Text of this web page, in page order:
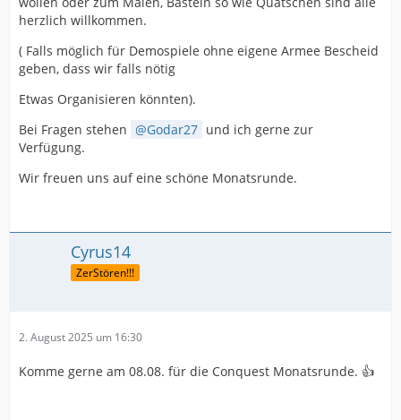
herzlich willkommen.
( Falls möglich für Demospiele ohne eigene Armee Bescheid
geben, dass wir falls nötig
Etwas Organisieren könnten).
Bei Fragen stehen
Godar27 und ich gerne zur
Verfügung.
Wir freuen uns auf eine schöne Monatsrunde.
Cyrus14
ZerStören!!!
2. August 2025 um 16:30
Komme gerne am 08.08. für die Conquest Monatsrunde. 👍